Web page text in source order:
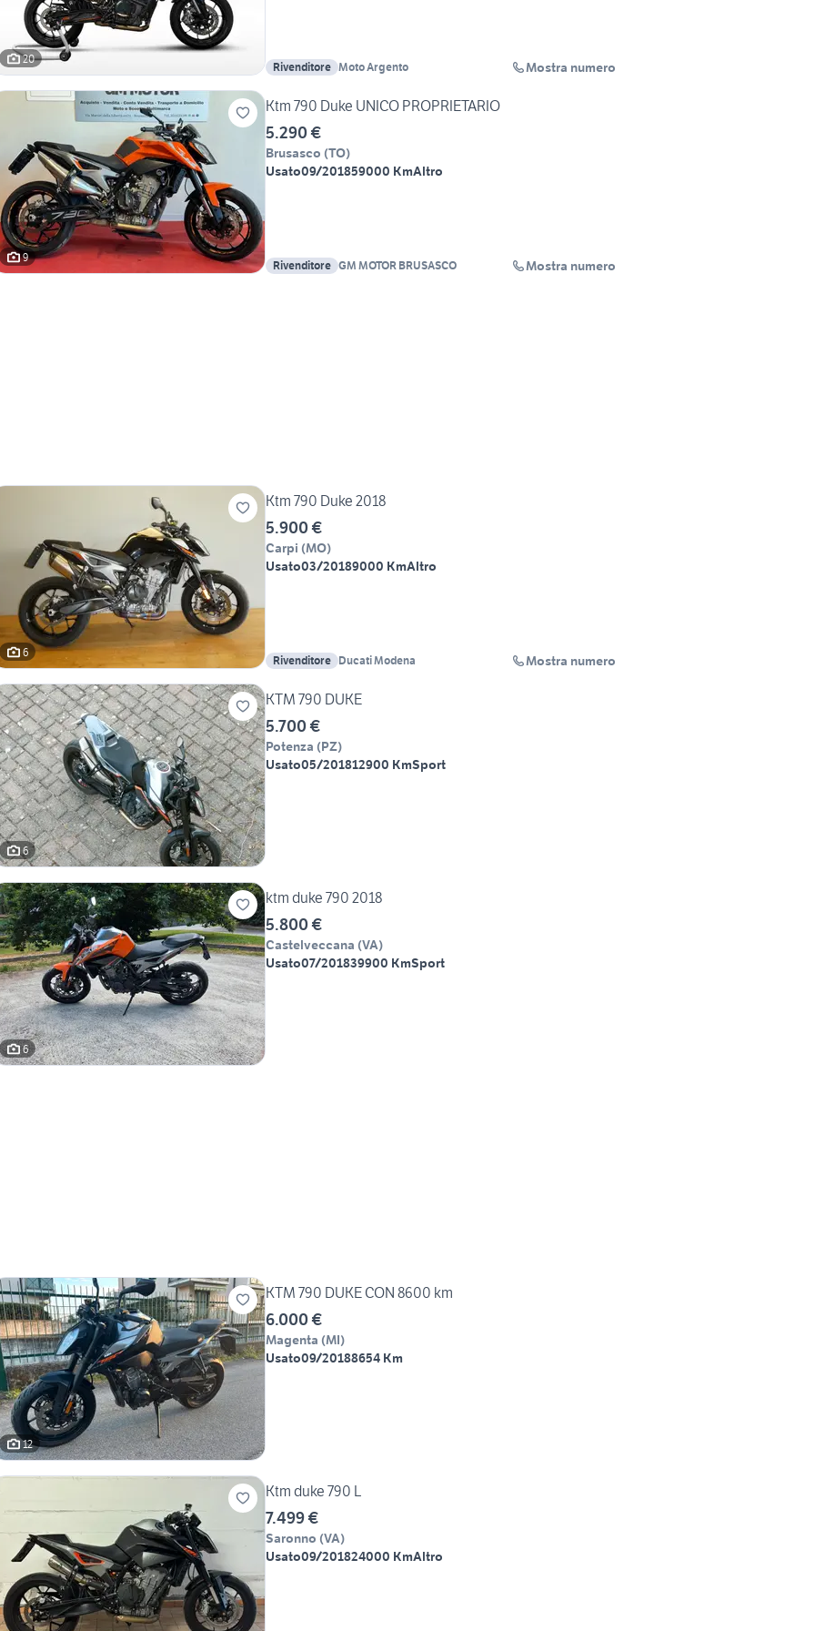
20
Rivenditore Moto Argento Mostra numero
9
Ktm 790 Duke UNICO PROPRIETARIO
5.290 €
Brusasco (TO)
Usato09/201859000 KmAltro
Rivenditore GM MOTOR BRUSASCO Mostra numero
6
Ktm 790 Duke 2018
5.900 €
Carpi (MO)
Usato03/20189000 KmAltro
Rivenditore Ducati Modena Mostra numero
6
KTM 790 DUKE
5.700 €
Potenza (PZ)
Usato05/201812900 KmSport
6
ktm duke 790 2018
5.800 €
Castelveccana (VA)
Usato07/201839900 KmSport
12
KTM 790 DUKE CON 8600 km
6.000 €
Magenta (MI)
Usato09/20188654 Km
Ktm duke 790 L
7.499 €
Saronno (VA)
Usato09/201824000 KmAltro